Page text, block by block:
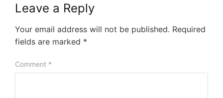
Leave a Reply
Your email address will not be published. Required
fields are marked *
Comment *